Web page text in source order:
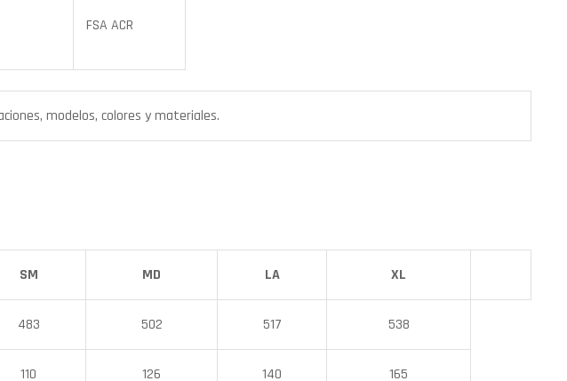
FSA ACR
modelos, colores y materiales.
SM MD LA XL
483 502 517 538
110 126 140 165